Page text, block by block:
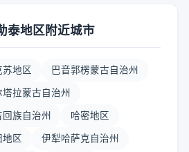
泰地区附近城市
苏地区 巴音郭楞蒙古自治州
塔拉蒙古自治州
回族自治州 哈密地区
地区 伊犁哈萨克自治州